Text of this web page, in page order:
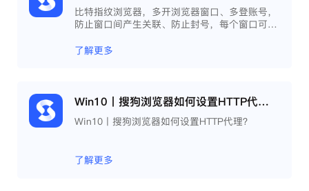
比特指纹浏览器，多开浏览器窗口、多登账号，
防止窗口间产生关联、防止封号，每个窗口可以
相互间完全环境独立、隔离，避免关联封号。
了解更多
Win10丨搜狗浏览器如何设置HTTP代理？
Win10丨搜狗浏览器如何设置HTTP代理？
了解更多